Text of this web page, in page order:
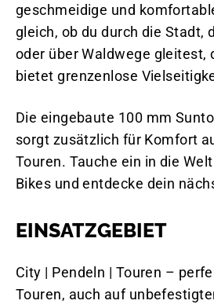
geschmeidige und
gleich, ob du durch die Stadt,
oder über Waldwege gleitest,
bietet grenzenlose
Die eingebaute 100 mm
sorgt zusätzlich für Komfort
Touren. Tauche ein in die Welt
Bikes und entdecke dein
EINSATZGEBIET
City | Pendeln | Touren –
Touren, auch auf